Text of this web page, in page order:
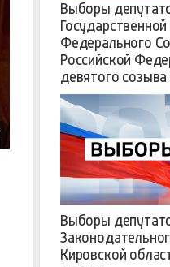
Выборы
Федерального
Российской
девятого созыва
Выборы
Кировской